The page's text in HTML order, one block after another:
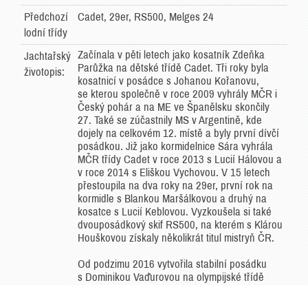
Předchozí
lodní třídy
Cadet, 29er, RS500, Melges 24
Jachtařský
životopis:
Začínala v pěti letech jako kosatník Zdeňka
Parůžka na dětské třídě Cadet. Tři roky byla
kosatnicí v posádce s Johanou Kořanovu,
se kterou společně v roce 2009 vyhrály MČR i
Český pohár a na ME ve Španělsku skončily
27. Také se zúčastnily MS v Argentině, kde
dojely na celkovém 12. místě a byly první dívčí
posádkou. Již jako kormidelnice Sára vyhrála
MČR třídy Cadet v roce 2013 s Lucií Hálovou a
v roce 2014 s Eliškou Vychovou. V 15 letech
přestoupila na dva roky na 29er, první rok na
kormidle s Blankou Maršálkovou a druhý na
kosatce s Lucií Keblovou. Vyzkoušela si také
dvouposádkový skif RS500, na kterém s Klárou
Houškovou získaly několikrát titul mistryň ČR.
Od podzimu 2016 vytvořila stabilní posádku
s Dominikou Vaďurovou na olympijské třídě